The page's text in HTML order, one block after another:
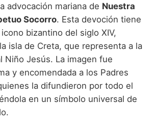
de Niña que empiezan por W
de Niña que empiezan por X
de Niña que empiezan por Y
de Niña que empiezan por Z
advocación mariana de Nuestra
Socorro. Esta devoción tiene
bizantino del siglo XIV,
isla de Creta, que representa a la
Niño Jesús. La imagen fue
y encomendada a los Padres
la difundieron por todo el
en un símbolo universal de